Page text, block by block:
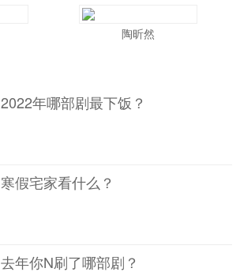
陶昕然
2022年哪部剧最下饭？
寒假宅家看什么？
去年你N刷了哪部剧？